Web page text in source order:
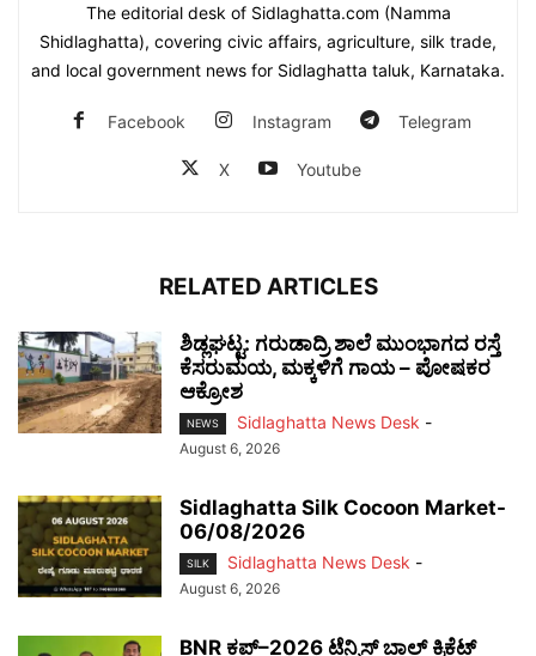
The editorial desk of Sidlaghatta.com (Namma
Shidlaghatta), covering civic affairs, agriculture, silk trade,
and local government news for Sidlaghatta taluk, Karnataka.
Facebook Instagram Telegram
X Youtube
RELATED ARTICLES
ಶಿಡ್ಲಘಟ್ಟ: ಗರುಡಾದ್ರಿ ಶಾಲೆ ಮುಂಭಾಗದ ರಸ್ತೆ
ಕೆಸರುಮಯ, ಮಕ್ಕಳಿಗೆ ಗಾಯ – ಪೋಷಕರ
ಆಕ್ರೋಶ
NEWS Sidlaghatta News Desk -
August 6, 2026
Sidlaghatta Silk Cocoon Market-
06/08/2026
SILK Sidlaghatta News Desk -
August 6, 2026
BNR ಕಪ್–2026 ಟೆನ್ನಿಸ್ ಬಾಲ್ ಕ್ರಿಕೆಟ್